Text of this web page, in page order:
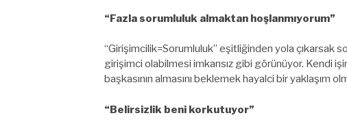
“Fazla sorumluluk almaktan hoşlanmıyorum”
“Girişimcilik=Sorumluluk” eşitliğinden yola çıkarsak
girişimci olabilmesi imkansız gibi görünüyor. Kendi
başkasının almasını beklemek hayalci bir yaklaşım
“Belirsizlik beni korkutuyor”